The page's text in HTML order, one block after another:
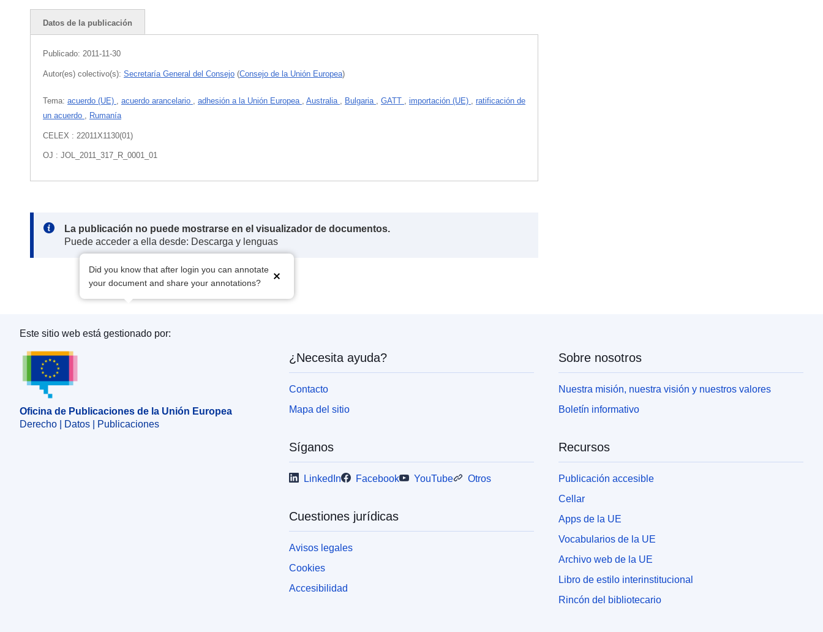
Datos de la publicación
Publicado: 2011-11-30
Autor(es) colectivo(s): Secretaría General del Consejo (Consejo de la Unión Europea)
Tema: acuerdo (UE) , acuerdo arancelario , adhesión a la Unión Europea , Australia , Bulgaria , GATT , importación (UE) , ratificación de
un acuerdo , Rumanía
CELEX : 22011X1130(01)
OJ : JOL_2011_317_R_0001_01
Note:
La publicación no puede mostrarse en el visualizador de documentos.
Puede acceder a ella desde: Descarga y lenguas
Did you know that after login you can annotate
your document and share your annotations?
Oficina de Publicaciones de la Unión Europea
Este sitio web está gestionado por:
Oficina de Publicaciones de la Unión Europea
Derecho | Datos | Publicaciones
¿Necesita ayuda?
Contacto
Mapa del sitio
Síganos
LinkedIn Facebook YouTube Otros
Cuestiones jurídicas
Avisos legales
Cookies
Accesibilidad
Sobre nosotros
Nuestra misión, nuestra visión y nuestros valores
Boletín informativo
Recursos
Publicación accesible
Cellar
Apps de la UE
Vocabularios de la UE
Archivo web de la UE
Libro de estilo interinstitucional
Rincón del bibliotecario